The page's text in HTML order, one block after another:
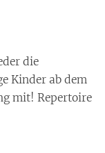
die
Kinder ab dem
mit! Repertoire